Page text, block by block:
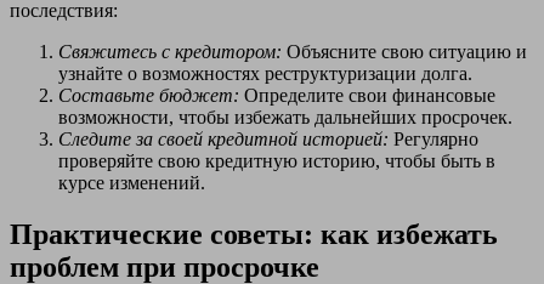
последствия:
Свяжитесь с кредитором: Объясните свою ситуацию и
узнайте о возможностях реструктуризации долга.
Составьте бюджет: Определите свои финансовые
возможности, чтобы избежать дальнейших просрочек.
Следите за своей кредитной историей: Регулярно
проверяйте свою кредитную историю, чтобы быть в
курсе изменений.
Практические советы: как избежать
проблем при просрочке